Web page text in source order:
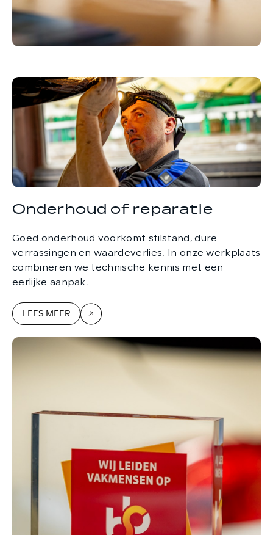
Onderhoud of reparatie
Goed onderhoud voorkomt stilstand, dure
verrassingen en waardeverlies. In onze werkplaats
combineren we technische kennis met een
eerlijke aanpak.
LEES MEER